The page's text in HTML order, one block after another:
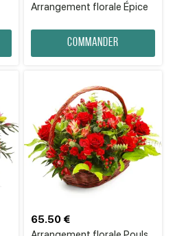
Arrangement florale Épice
Commander
65.50 €